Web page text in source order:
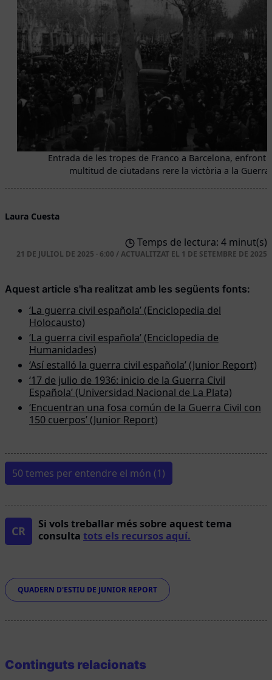
Entrada de les tropes de Franco a Barcelona, enfront
multitud de ciutadans rere la victòria a la Guerra
Laura Cuesta
Temps de lectura: 4 minut(s)
21 DE JULIOL DE 2025 · 6:00 /ACTUALITZAT EL 1 DE SETEMBRE DE 2025
Aquest article s'ha realitzat amb les següents fonts:
‘La guerra civil española’ (Enciclopedia del
Holocausto)
‘La guerra civil española’ (Enciclopedia de
Humanidades)
‘Así estalló la guerra civil española’ (Junior Report)
‘17 de julio de 1936: inicio de la Guerra Civil
Española’ (Universidad Nacional de La Plata)
‘Encuentran una fosa común de la Guerra Civil con
150 cuerpos’ (Junior Report)
50 temes per entendre el món (1)
CR
Si vols treballar més sobre aquest tema
consulta tots els recursos aquí.
Etiquetes
QUADERN D'ESTIU DE JUNIOR REPORT
Continguts relacionats